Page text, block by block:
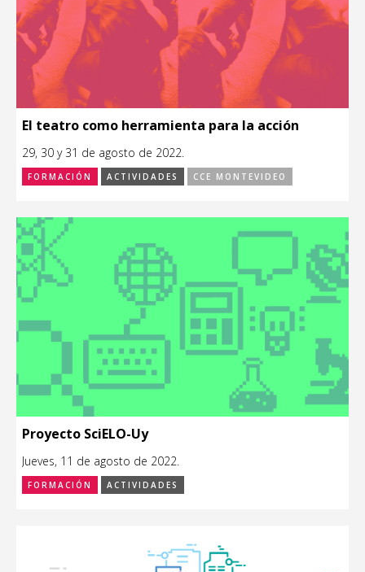
El teatro como herramienta para la acción
29, 30 y 31 de agosto de 2022.
FORMACIÓN ACTIVIDADES CCE MONTEVIDEO
Proyecto SciELO-Uy
Jueves, 11 de agosto de 2022.
FORMACIÓN ACTIVIDADES